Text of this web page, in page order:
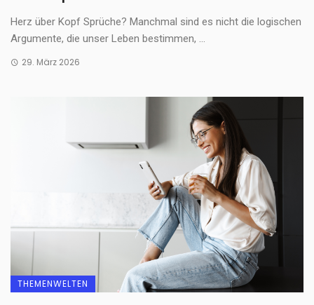
Herz über Kopf Sprüche? Manchmal sind es nicht die logischen
Argumente, die unser Leben bestimmen, ...
29. März 2026
THEMENWELTEN